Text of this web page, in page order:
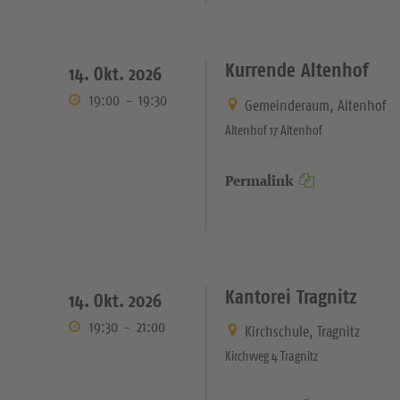
14. Okt. 2026
19:00 - 19:30
Kurrende Altenhof
Gemeinderaum, Altenhof
Altenhof 17 Altenhof
Permalink
14. Okt. 2026
19:30 - 21:00
Kantorei Tragnitz
Kirchschule, Tragnitz
Kirchweg 4 Tragnitz